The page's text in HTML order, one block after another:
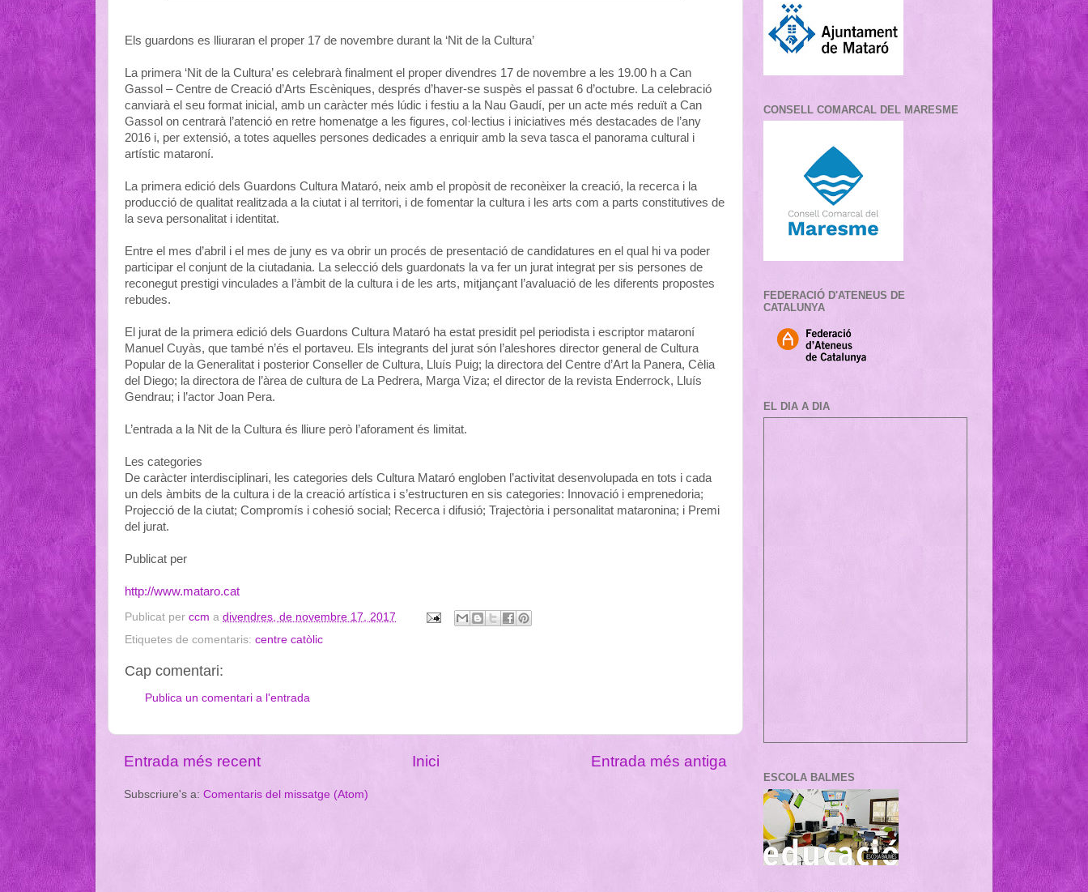
Els guardons es lliuraran el proper 17 de novembre durant la ‘Nit de la Cultura’
La primera ‘Nit de la Cultura’ es celebrarà finalment el proper divendres 17 de novembre a les 19.00 h a Can
Gassol – Centre de Creació d’Arts Escèniques, després d’haver-se suspès el passat 6 d’octubre. La celebració
canviarà el seu format inicial, amb un caràcter més lúdic i festiu a la Nau Gaudí, per un acte més reduït a Can
Gassol on centrarà l’atenció en retre homenatge a les figures, col·lectius i iniciatives més destacades de l’any
2016 i, per extensió, a totes aquelles persones dedicades a enriquir amb la seva tasca el panorama cultural i
artístic mataroní.
La primera edició dels Guardons Cultura Mataró, neix amb el propòsit de reconèixer la creació, la recerca i la
producció de qualitat realitzada a la ciutat i al territori, i de fomentar la cultura i les arts com a parts constitutives de
la seva personalitat i identitat.
Entre el mes d’abril i el mes de juny es va obrir un procés de presentació de candidatures en el qual hi va poder
participar el conjunt de la ciutadania. La selecció dels guardonats la va fer un jurat integrat per sis persones de
reconegut prestigi vinculades a l’àmbit de la cultura i de les arts, mitjançant l’avaluació de les diferents propostes
rebudes.
El jurat de la primera edició dels Guardons Cultura Mataró ha estat presidit pel periodista i escriptor mataroní
Manuel Cuyàs, que també n’és el portaveu. Els integrants del jurat són l’aleshores director general de Cultura
Popular de la Generalitat i posterior Conseller de Cultura, Lluís Puig; la directora del Centre d’Art la Panera, Cèlia
del Diego; la directora de l’àrea de cultura de La Pedrera, Marga Viza; el director de la revista Enderrock, Lluís
Gendrau; i l’actor Joan Pera.
L’entrada a la Nit de la Cultura és lliure però l’aforament és limitat.
Les categories
De caràcter interdisciplinari, les categories dels Cultura Mataró engloben l’activitat desenvolupada en tots i cada
un dels àmbits de la cultura i de la creació artística i s’estructuren en sis categories: Innovació i emprenedoria;
Projecció de la ciutat; Compromís i cohesió social; Recerca i difusió; Trajectòria i personalitat mataronina; i Premi
del jurat.
Publicat per
http://www.mataro.cat
Publicat per ccm a divendres, de novembre 17, 2017
Etiquetes de comentaris: centre catòlic
Cap comentari:
Publica un comentari a l'entrada
Entrada més recent Entrada més antiga
Inici
Subscriure's a: Comentaris del missatge (Atom)
CONSELL COMARCAL DEL MARESME
FEDERACIÓ D'ATENEUS DE
CATALUNYA
EL DIA A DIA
ESCOLA BALMES